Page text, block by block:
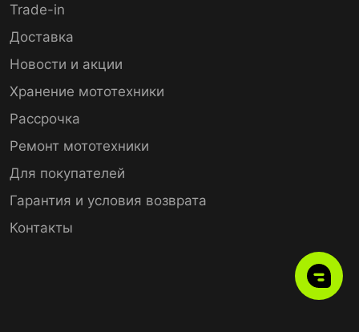
Trade-in
Доставка
Новости и акции
Хранение мототехники
Рассрочка
Ремонт мототехники
Для покупателей
Гарантия и условия возврата
Контакты